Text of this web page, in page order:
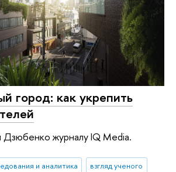
город: как укрепить
журналу IQ Media.
и аналитика
взгляд ученого